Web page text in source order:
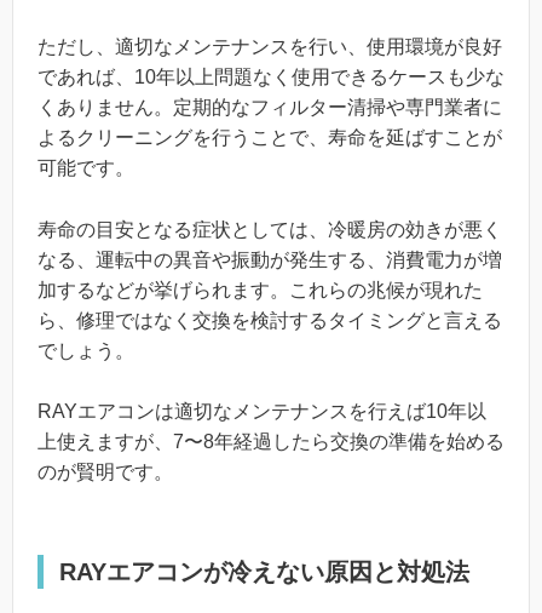
ただし、適切なメンテナンスを行い、使用環境が良好
であれば、10年以上問題なく使用できるケースも少な
くありません。定期的なフィルター清掃や専門業者に
よるクリーニングを行うことで、寿命を延ばすことが
可能です。
寿命の目安となる症状としては、冷暖房の効きが悪く
なる、運転中の異音や振動が発生する、消費電力が増
加するなどが挙げられます。これらの兆候が現れた
ら、修理ではなく交換を検討するタイミングと言える
でしょう。
RAYエアコンは適切なメンテナンスを行えば10年以
上使えますが、7〜8年経過したら交換の準備を始める
のが賢明です。
RAYエアコンが冷えない原因と対処法